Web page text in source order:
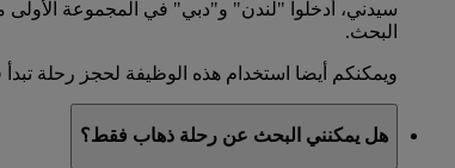
سيدني، أدخلوا "لندن" و"دبي" في المجموعة
البحث.
ويمكنكم أيضا استخدام هذه الوظيفة لحجز رحلة
هل يمكنني البحث عن رحلة ذهاب فقط؟